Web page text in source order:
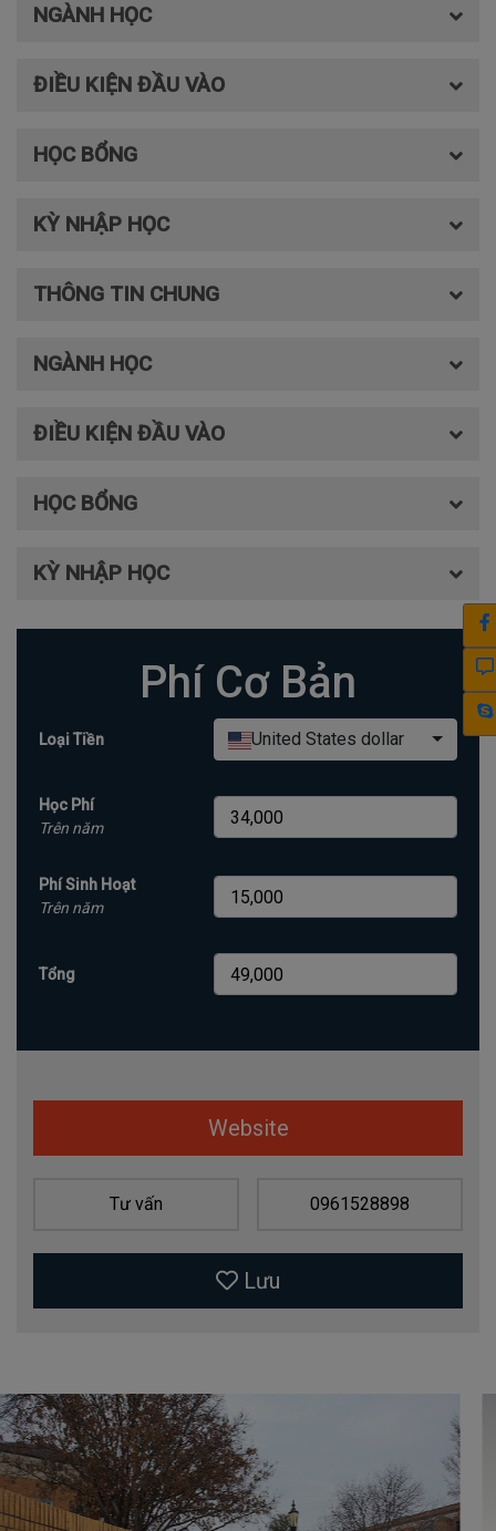
NGÀNH HỌC
ĐIỀU KIỆN ĐẦU VÀO
HỌC BỔNG
KỲ NHẬP HỌC
THÔNG TIN CHUNG
NGÀNH HỌC
ĐIỀU KIỆN ĐẦU VÀO
HỌC BỔNG
KỲ NHẬP HỌC
Phí Cơ Bản
Loại Tiền United States dollar
Học Phí
Trên năm
Phí Sinh Hoạt
Trên năm
Tổng
Website
Tư vấn 0961528898
Lưu